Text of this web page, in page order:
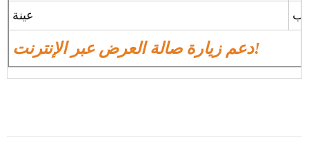
عينة
دعم زيارة صالة العرض عبر الإنترنت!